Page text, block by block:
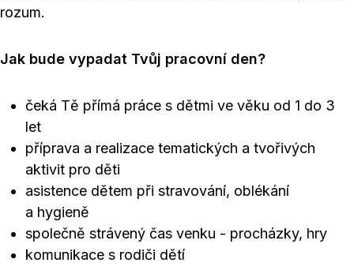
rozum.
Jak bude vypadat Tvůj pracovní den?
čeká Tě přímá práce s dětmi ve věku od 1 do 3
let
příprava a realizace tematických a tvořivých
aktivit pro děti
asistence dětem při stravování, oblékání
a hygieně
společně strávený čas venku - procházky, hry
komunikace s rodiči dětí